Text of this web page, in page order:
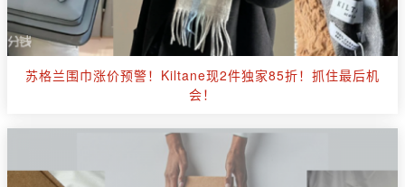
苏格兰围巾涨价预警！Kiltane现2件独家85折！抓住最后机
会！